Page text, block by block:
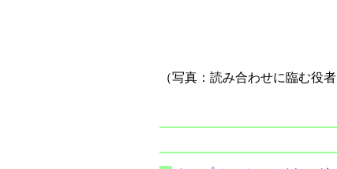
（写真：読み合わせに臨む役者